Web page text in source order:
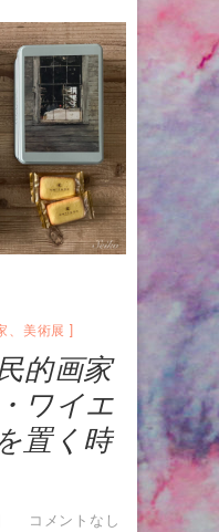
美術展
的画家
ワイエ
置く時
コメントなし